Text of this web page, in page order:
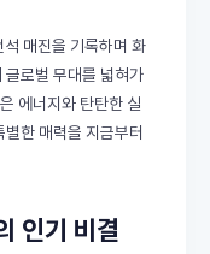
매진을 기록하며 화
로벌 무대를 넓혀가
에너지와 탄탄한 실
한 매력을 지금부터
인기 비결